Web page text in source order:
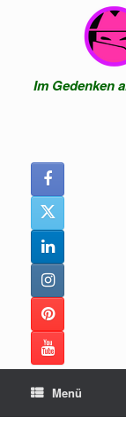
Im Gedenken
Menü